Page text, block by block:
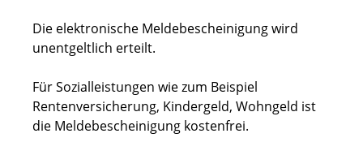
Die elektronische Meldebescheinigung wird
unentgeltlich erteilt.
Für Sozialleistungen wie zum Beispiel
Rentenversicherung, Kindergeld, Wohngeld ist
die Meldebescheinigung kostenfrei.